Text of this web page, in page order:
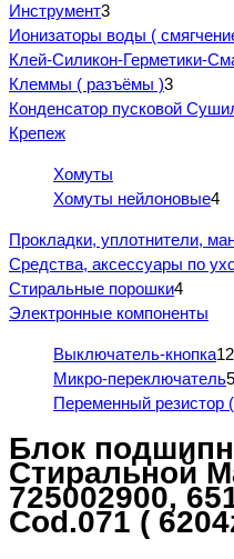
Инструмент3
Ионизаторы воды (
Клей-Силикон-Герметики-
Клеммы ( разъёмы )3
Конденсатор пусковой
Крепеж
Хомуты
Хомуты нейлоновые4
Прокладки, уплотнители,
Средства, аксессуары по
Стиральные порошки4
Электронные компоненты
Выключатель-кнопка12
Микро-переключатель5
Переменный резистор
Блок
Стиральной
725002900,
Cod.071 (